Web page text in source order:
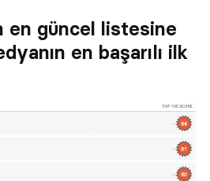
en güncel listesine
en başarılı ilk